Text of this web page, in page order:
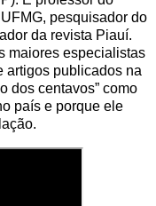
pesquisador do
da revista Piauí.
maiores especialistas
artigos publicados na
dos centavos” como
país e porque ele